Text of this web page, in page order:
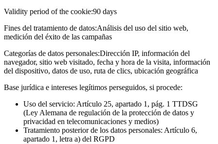
Validity period of the cookie:90 days
Fines del tratamiento de datos:Análisis del uso del sitio web,
medición del éxito de las campañas
Categorías de datos personales:Dirección IP, información del
navegador, sitio web visitado, fecha y hora de la visita, información
del dispositivo, datos de uso, ruta de clics, ubicación geográfica
Base jurídica e intereses legítimos perseguidos, si procede:
Uso del servicio: Artículo 25, apartado 1, pág. 1 TTDSG
(Ley Alemana de regulación de la protección de datos y
privacidad en telecomunicaciones y medios)
Tratamiento posterior de los datos personales: Artículo 6,
apartado 1, letra a) del RGPD